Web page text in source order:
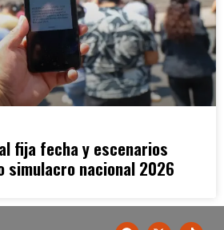
fija fecha y escenarios
simulacro nacional 2026